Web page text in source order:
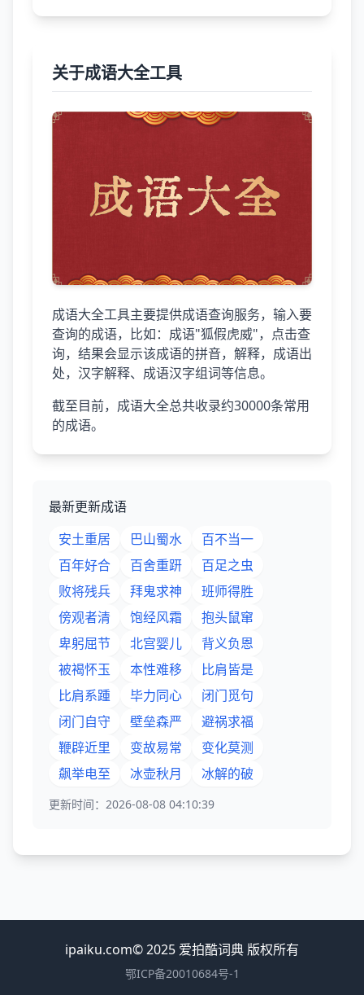
关于成语大全工具
成语大全工具主要提供成语查询服务，输入要
查询的成语，比如：成语"狐假虎威"，点击查
询，结果会显示该成语的拼音，解释，成语出
处，汉字解释、成语汉字组词等信息。
截至目前，成语大全总共收录约30000条常用
的成语。
最新更新成语
安土重居
巴山蜀水
百不当一
百年好合
百舍重趼
百足之虫
败将残兵
拜鬼求神
班师得胜
傍观者清
饱经风霜
抱头鼠窜
卑躬屈节
北宫婴儿
背义负恩
被褐怀玉
本性难移
比肩皆是
比肩系踵
毕力同心
闭门觅句
闭门自守
壁垒森严
避祸求福
鞭辟近里
变故易常
变化莫测
飙举电至
冰壶秋月 冰解的破
更新时间：2026-08-08 04:10:39
ipaiku.com© 2025 爱拍酷词典 版权所有
鄂ICP备20010684号-1